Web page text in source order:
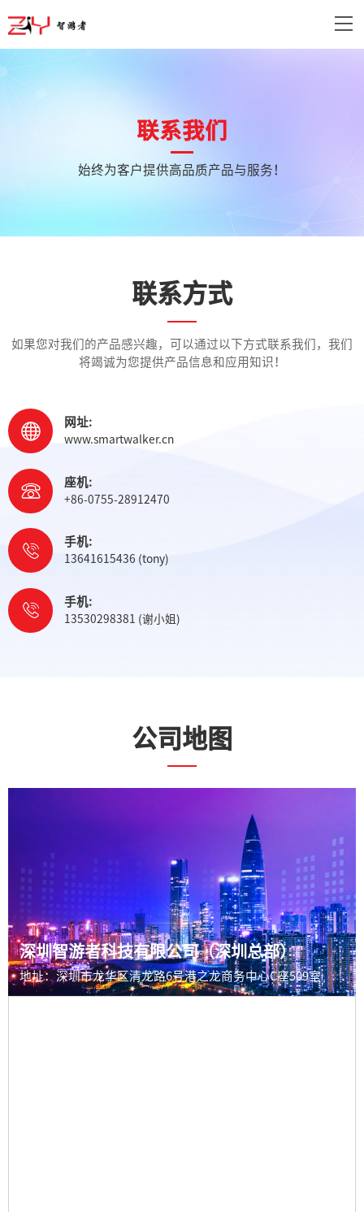
联系我们
始终为客户提供高品质产品与服务！
联系方式
如果您对我们的产品感兴趣，可以通过以下方式联系我们，我们
将竭诚为您提供产品信息和应用知识！
网址:
www.smartwalker.cn
座机:
+86-0755-28912470
手机:
13641615436 (tony)
手机:
13530298381 (谢小姐)
公司地图
深圳智游者科技有限公司（深圳总部）
地址：深圳市龙华区清龙路6号港之龙商务中心C座509室